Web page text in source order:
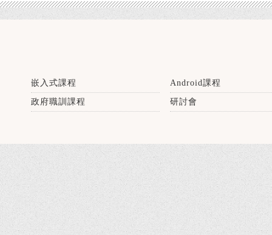
嵌入式課程 Android課程
政府職訓課程 研討會